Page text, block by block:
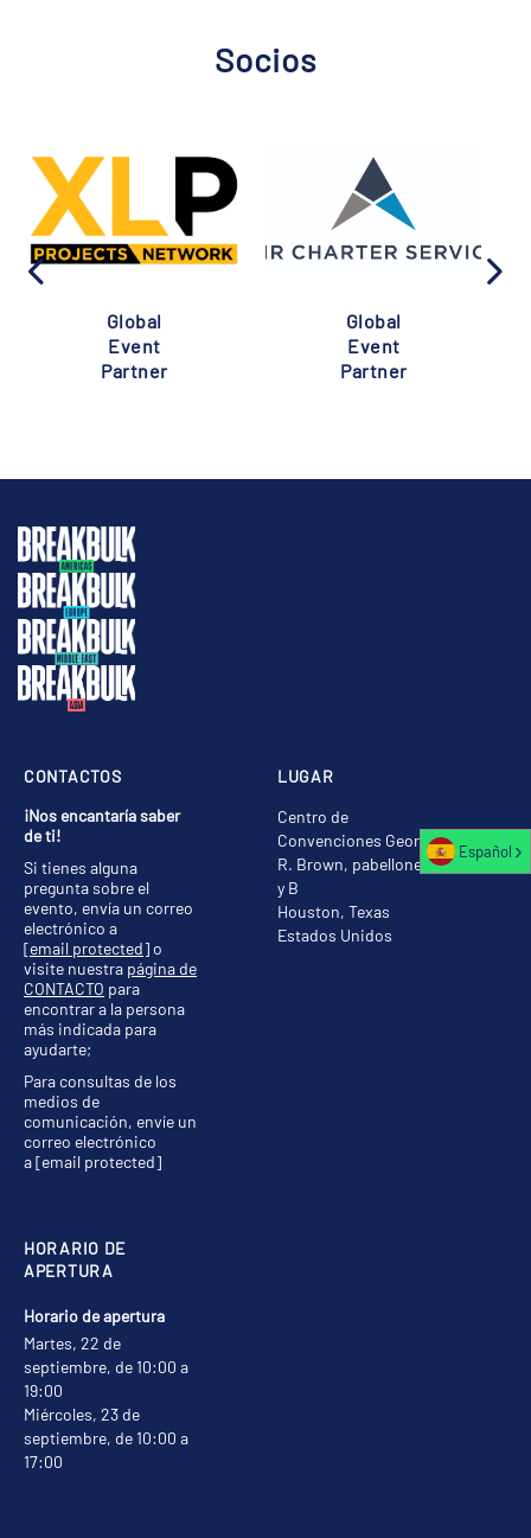
Socios
Global
Event
Partner
Global
Event
Partner
LUGAR
Centro de
Convenciones George
R. Brown, pabellones A
y B
Houston, Texas
Estados Unidos
HORARIO DE
APERTURA
Horario de apertura
Martes, 22 de
septiembre, de 10:00 a
19:00
Miércoles, 23 de
septiembre, de 10:00 a
17:00
CONTACTOS
¡Nos encantaría saber
de ti!
Si tienes alguna
pregunta sobre el
evento, envía un correo
electrónico a
[email protected]o
visite nuestra página de
CONTACTO para
encontrar a la persona
más indicada para
ayudarte;
Para consultas de los
medios de
comunicación, envíe un
correo electrónico
a[email protected]
Español